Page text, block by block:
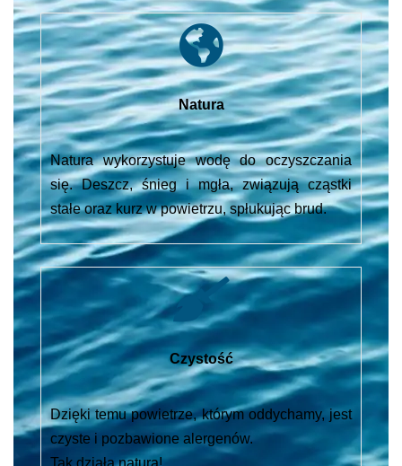
Natura
Natura wykorzystuje wodę do oczyszczania
się. Deszcz, śnieg i mgła, związują cząstki
stałe oraz kurz w powietrzu, spłukując brud.
Czystość
Dzięki temu powietrze, którym oddychamy, jest
czyste i pozbawione alergenów.
Tak działa natura!